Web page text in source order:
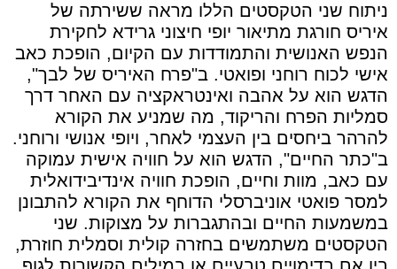
ניתוח שני הטקסטים הללו מראה ששירתה של
איריס חורגת מתיאור יופי חיצוני גרידא לחקירת
הנפש האנושית והתמודדות עם הקיום, הופכת כאב
אישי לכוח רוחני ופואטי. ב"פרח האיריס של לבך",
הדגש הוא על אהבה ואינטראקציה עם האחר דרך
סמליות הפרח והריקוד, מה שמניע את הקורא
להרהר ביחסים בין העצמי לאחר, ויופי אנושי ורוחני.
ב"כתר החיים", הדגש הוא על חוויה אישית עמוקה
עם כאב, מוות וחיים, הופכת חוויה אינדיבידואלית
למסר פואטי אוניברסלי הדוחף את הקורא להתבונן
במשמעות החיים ובהתגברות על מצוקות. שני
הטקסטים משתמשים בחזרה קולית וסמלית חוזרת,